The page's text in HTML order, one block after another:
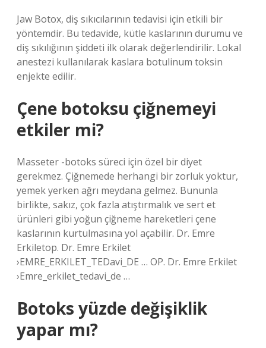
Jaw Botox, diş sıkıcılarının tedavisi için etkili bir
yöntemdir. Bu tedavide, kütle kaslarının durumu ve
diş sıkılığının şiddeti ilk olarak değerlendirilir. Lokal
anestezi kullanılarak kaslara botulinum toksin
enjekte edilir.
Çene botoksu çiğnemeyi
etkiler mi?
Masseter -botoks süreci için özel bir diyet
gerekmez. Çiğnemede herhangi bir zorluk yoktur,
yemek yerken ağrı meydana gelmez. Bununla
birlikte, sakız, çok fazla atıştırmalık ve sert et
ürünleri gibi yoğun çiğneme hareketleri çene
kaslarının kurtulmasına yol açabilir. Dr. Emre
Erkiletop. Dr. Emre Erkilet
›EMRE_ERKILET_TEDavi_DE … OP. Dr. Emre Erkilet
›Emre_erkilet_tedavi_de …
Botoks yüzde değişiklik
yapar mı?